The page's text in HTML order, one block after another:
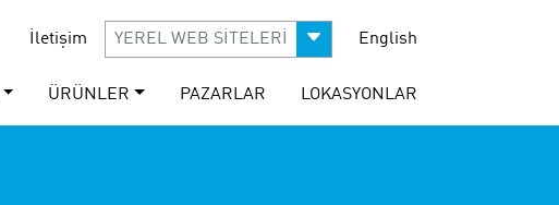
İletişim YEREL WEB SİTELERİ English
ÜRÜNLER PAZARLAR LOKASYONLAR